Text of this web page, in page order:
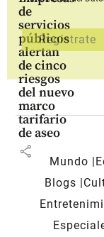
de
servicios
públicos
alertan
de cinco
riesgos
del nuevo
marco
tarifario
de aseo
share
Mundo
Blogs